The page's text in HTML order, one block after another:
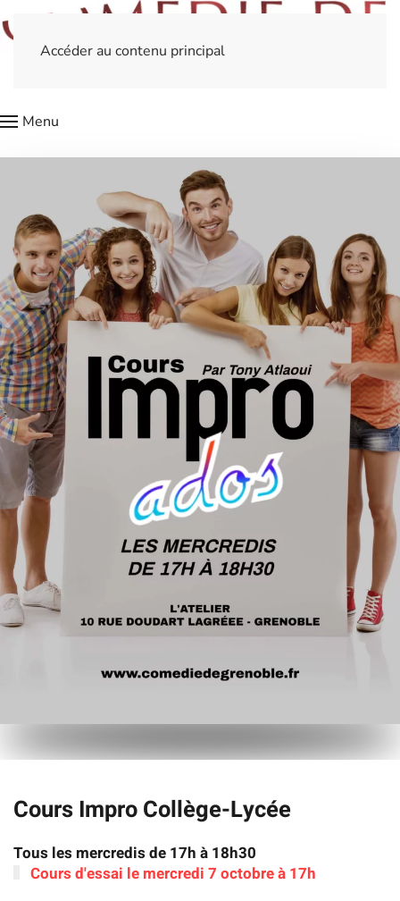
Accéder au contenu principal
Menu
Cours Impro Collège-Lycée
Tous les mercredis de 17h à 18h30
Cours d'essai le mercredi 7 octobre à 17h